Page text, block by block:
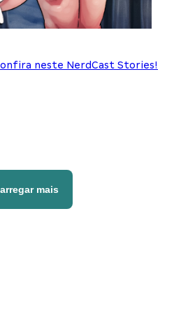
neste NerdCast Stories!
mais